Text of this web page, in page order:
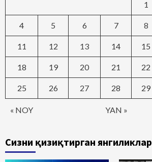
« NOY YAN »
1
4 5 6 7 8
11 12 13 14 15
18 19 20 21 22
25 26 27 28 29
Сизни қизиқтирган янгиликлар